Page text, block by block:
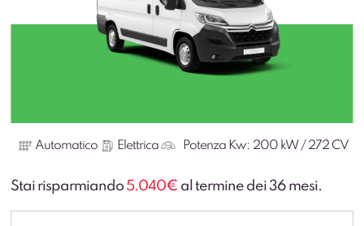
Automatico Elettrica Potenza Kw: 200 kW / 272 CV
Stai risparmiando5.040€ al termine dei 36 mesi.